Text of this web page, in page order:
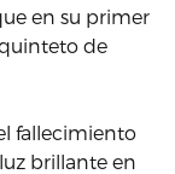
en su primer
de
fallecimiento
brillante en